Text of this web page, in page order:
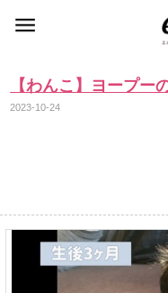
【わんこ】ヨープー
2023-10-24